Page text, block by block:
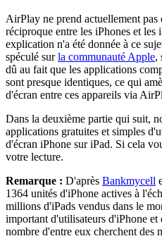
AirPlay ne prend actuellement
réciproque entre les iPhones et
explication n'a été donnée à ce
spéculé surla communauté Apple,
dû au fait que les applications
sont presque identiques, ce qui
d'écran entre ces appareils via
Dans la deuxième partie qui suit,
applications gratuites et simples
d'écran iPhone sur iPad. Si cela
votre lecture.
Remarque : D'après Bankmycell
1364 unités d'iPhone actives à
millions d'iPads vendus dans le
important d'utilisateurs d'iPhone
nombre d'entre eux cherchent des